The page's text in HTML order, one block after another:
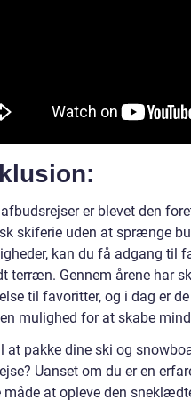
er blevet den
skiferie uden at sprænge
kan du få adgang til
terræn. Gennem årene har
til favoritter, og i dag er
mulighed for at skabe
at pakke dine ski og
Uanset om du er en
måde at opleve den